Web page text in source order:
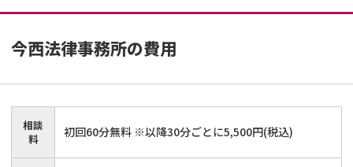
今西法律事務所の費用
相談
料
初回60分無料 ※以降30分ごとに5,500円(税込)